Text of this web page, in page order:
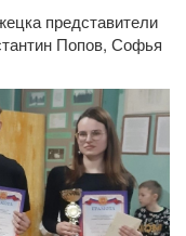
представители
Попов, Софья